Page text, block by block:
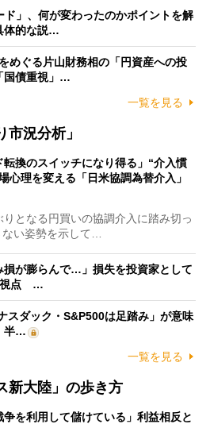
」、何が変わったのかポイントを解
体的な説…
めぐる片山財務相の「円資産への投
国債重視」…
一覧を見る
況分析」
転換のスイッチになり得る」“介入慣
心理を変える「日米協調為替介入」
となる円買いの協調介入に踏み切っ
い姿勢を示して…
損が膨らんで…」損失を投資家として
視点 …
スダック・S&P500は足踏み」が意味
半…
一覧を見る
新大陸」の歩き方
争を利用して儲けている」利益相反と